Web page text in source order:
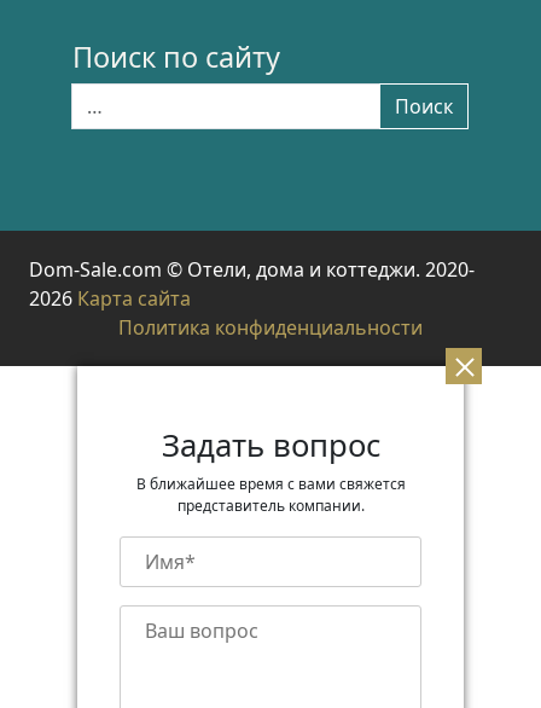
Поиск по сайту
Поиск
Dom-Sale.com © Отели, дома и коттеджи. 2020-
2026 Карта сайта
Политика конфиденциальности
Задать вопрос
В ближайшее время с вами свяжется
представитель компании.